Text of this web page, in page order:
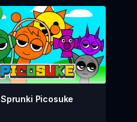
Sprunki Picosuke